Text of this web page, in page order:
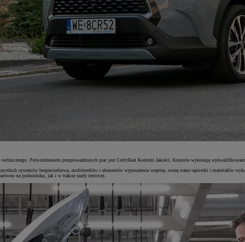
Potwierdzeniem przeprowadzonych prac jest Certyfikat Kontroli Jakości. Kontrole wykonują
systemów bezpieczeństwa, multimediów i elementów wyposażenia wnętrza, ocenę stanu tapicerki i materiałów
na podnośniku, jak i w trakcie jazdy testowej.